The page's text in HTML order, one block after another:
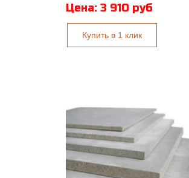
Цена: 3 910 руб
Купить в 1 клик